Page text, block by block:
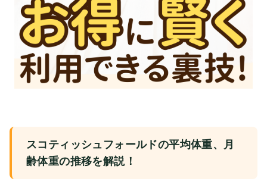
スコティッシュフォールドの平均体重、月
齢体重の推移を解説！